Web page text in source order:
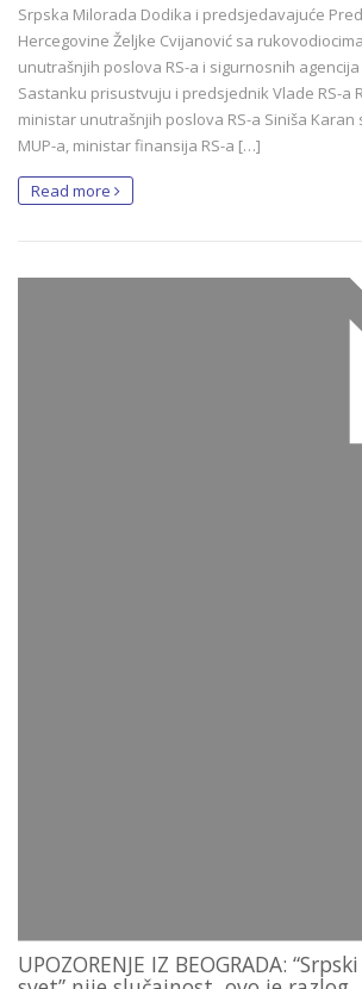
Srpska Milorada Dodika i predsjedavajuće
Hercegovine Željke Cvijanović sa
unutrašnjih poslova RS-a i sigurnosnih
Sastanku prisustvuju i predsjednik Vlade RS-a
ministar unutrašnjih poslova RS-a Siniša
MUP-a, ministar finansija RS-a […]
Read more
UPOZORENJE IZ BEOGRADA: “Srpski